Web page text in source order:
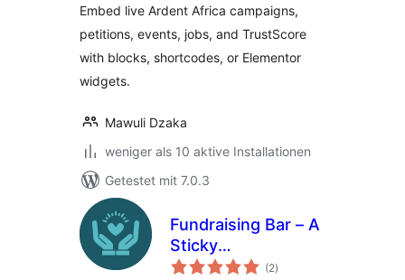
Embed live Ardent Africa campaigns,
petitions, events, jobs, and TrustScore
with blocks, shortcodes, or Elementor
widgets.
Mawuli Dzaka
weniger als 10 aktive Installationen
Getestet mit 7.0.3
Fundraising Bar – A
Sticky
Customizable
(2Bewertungen
insgesamt
)